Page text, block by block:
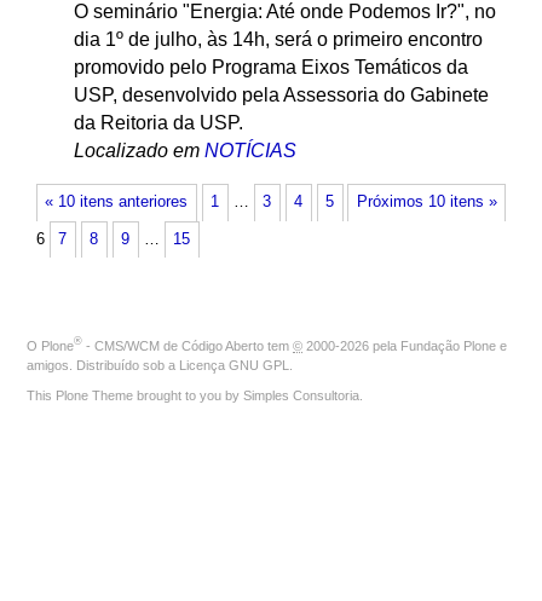
O seminário "Energia: Até onde Podemos Ir?", no
dia 1º de julho, às 14h, será o primeiro encontro
promovido pelo Programa Eixos Temáticos da
USP, desenvolvido pela Assessoria do Gabinete
da Reitoria da USP.
Localizado em NOTÍCIAS
« 10 itens anteriores Próximos 10 itens »
1 … 3 4 5
6 7 8 9 … 15
O Plone® - CMS/WCM de Código Aberto tem © 2000-2026 pela Fundação Plone e
amigos. Distribuído sob a Licença GNU GPL
This Plone Theme brought to you by Simples Consultoria